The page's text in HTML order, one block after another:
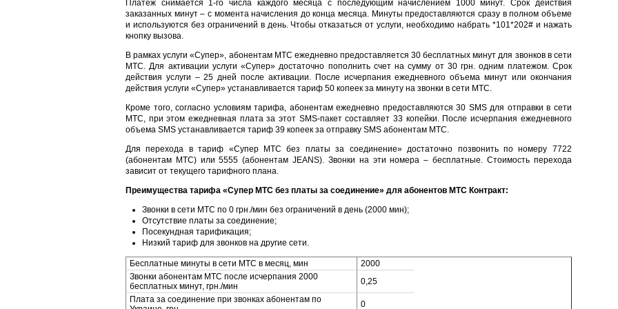
Платеж снимается 1-го числа каждого месяца с последующим начислением 1000 минут. Срок действия
заказанных минут – с момента начисления до конца месяца. Минуты предоставляются сразу в полном объеме
и используются без ограничений в день. Чтобы отказаться от услуги, необходимо набрать *101*202# и нажать
кнопку вызова.
В рамках услуги «Супер», абонентам МТС ежедневно предоставляется 30 бесплатных минут для звонков в сети
МТС. Для активации услуги «Супер» достаточно пополнить счет на сумму от 30 грн. одним платежом. Срок
действия услуги – 25 дней после активации. После исчерпания ежедневного объема минут или окончания
действия услуги «Супер» устанавливается тариф 50 копеек за минуту на звонки в сети МТС.
Кроме того, согласно условиям тарифа, абонентам ежедневно предоставляются 30 SMS для отправки в сети
МТС, при этом ежедневная плата за этот SMS-пакет составляет 33 копейки. После исчерпания ежедневного
объема SMS устанавливается тариф 39 копеек за отправку SMS абонентам МТС.
Для перехода в тариф «Супер МТС без платы за соединение» достаточно позвонить по номеру 7722
(абонентам МТС) или 5555 (абонентам JEANS). Звонки на эти номера – бесплатные. Стоимость перехода
зависит от текущего тарифного плана.
Преимущества тарифа «Супер МТС без платы за соединение» для абонентов МТС Контракт:
Звонки в сети МТС по 0 грн./мин без ограничений в день (2000 мин);
Отсутствие платы за соединение;
Посекундная тарификация;
Низкий тариф для звонков на другие сети.
Бесплатные минуты в сети МТС в месяц, мин
2000
Звонки абонентам МТС после исчерпания 2000
бесплатных минут, грн./мин
0,25
Плата за соединение при звонках абонентам по
0